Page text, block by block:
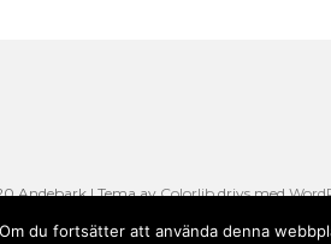
Andebark | Tema avColorlibdrivs med
du fortsätter att använda denna